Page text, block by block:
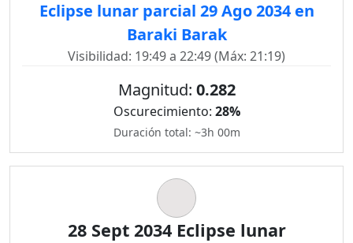
Eclipse lunar parcial 29 Ago 2034 en
Baraki Barak
Visibilidad: 19:49 a 22:49 (Máx: 21:19)
Magnitud: 0.282
Oscurecimiento: 28%
Duración total: ~3h 00m
28 Sept 2034 Eclipse lunar